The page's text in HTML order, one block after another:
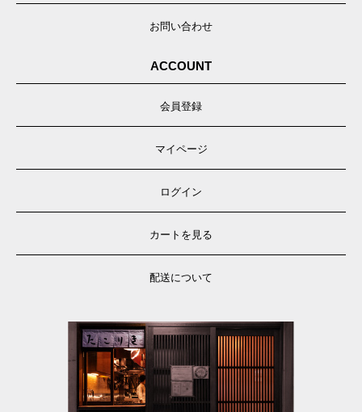
お問い合わせ
ACCOUNT
会員登録
マイページ
ログイン
カートを見る
配送について